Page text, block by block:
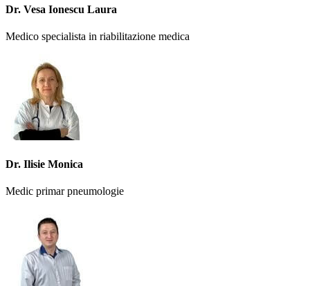
Dr. Vesa Ionescu Laura
Medico specialista in riabilitazione medica
Dr. Ilisie Monica
Medic primar pneumologie